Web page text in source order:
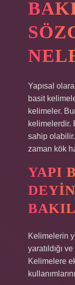
Yapısal
basit
kelimeler.
kelimelerdir.
sahip
zaman kök
YAPI
Kelimelerin
yaratıldığı
Kelimelere